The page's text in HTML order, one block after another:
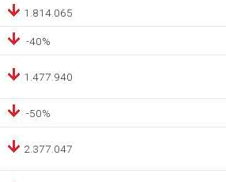
1.814.065
-40%
1.477.940
-50%
2.377.047